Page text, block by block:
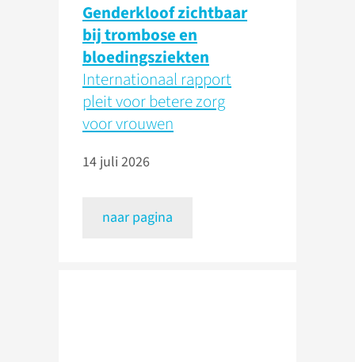
Genderkloof zichtbaar
bij trombose en
bloedingsziekten
Internationaal rapport
pleit voor betere zorg
voor vrouwen
14 juli 2026
naar pagina